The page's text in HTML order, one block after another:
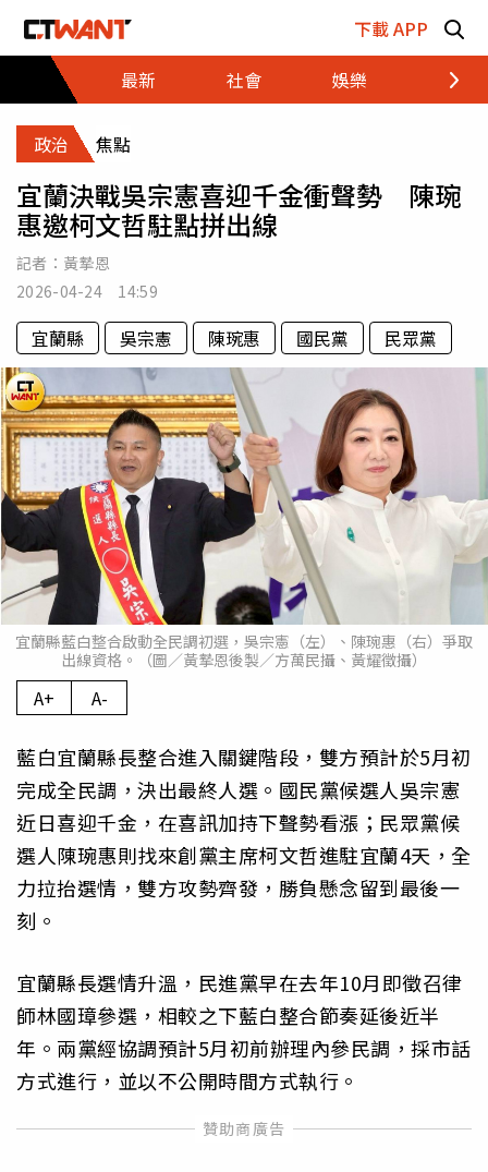
下載 APP
最新
社會 娛樂 財經
政治 焦點
宜蘭決戰吳宗憲喜迎千金衝聲勢 陳琬
惠邀柯文哲駐點拼出線
記者： 黃摯恩
2026-04-24 14:59
宜蘭縣 吳宗憲 陳琬惠 國民黨 民眾黨
宜蘭縣藍白整合啟動全民調初選，吳宗憲（左）、陳琬惠（右）爭取
出線資格。（圖／黃摯恩後製／方萬民攝、黃耀徵攝）
A+ A-
藍白宜蘭縣長整合進入關鍵階段，雙方預計於5月初
完成全民調，決出最終人選。國民黨候選人吳宗憲
近日喜迎千金，在喜訊加持下聲勢看漲；民眾黨候
選人陳琬惠則找來創黨主席柯文哲進駐宜蘭4天，全
力拉抬選情，雙方攻勢齊發，勝負懸念留到最後一
刻。
宜蘭縣長選情升溫，民進黨早在去年10月即徵召律
師林國璋參選，相較之下藍白整合節奏延後近半
年。兩黨經協調預計5月初前辦理內參民調，採市話
方式進行，並以不公開時間方式執行。